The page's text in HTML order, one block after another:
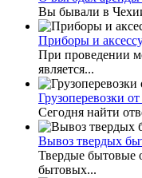
Вы бывали в
Приборы и
При проведении
является...
Грузоперевозки
Сегодня найти
Вывоз твердых
Твердые бытовые
бытовых...